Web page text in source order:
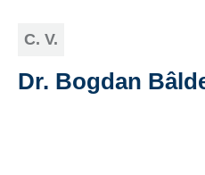
C. V.
Dr. Bogdan